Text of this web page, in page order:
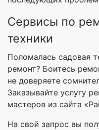
Сервисы по
техники
Поломалась садовая
ремонт? Боитесь
не доверяете
Заказывайте услугу
мастеров из сайта
На свой запрос вы